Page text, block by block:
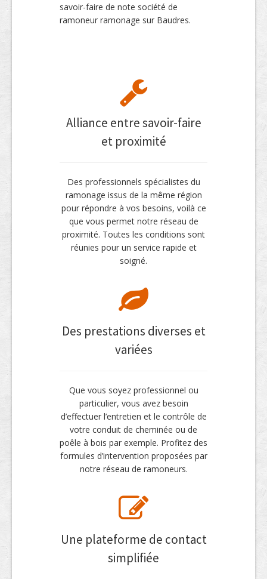
savoir-faire de note société de
ramoneur ramonage sur Baudres.
Alliance entre savoir-faire
et proximité
Des professionnels spécialistes du
ramonage issus de la même région
pour répondre à vos besoins, voilà ce
que vous permet notre réseau de
proximité. Toutes les conditions sont
réunies pour un service rapide et
soigné.
Des prestations diverses et
variées
Que vous soyez professionnel ou
particulier, vous avez besoin
d’effectuer l’entretien et le contrôle de
votre conduit de cheminée ou de
poêle à bois par exemple. Profitez des
formules d’intervention proposées par
notre réseau de ramoneurs.
Une plateforme de contact
simplifiée